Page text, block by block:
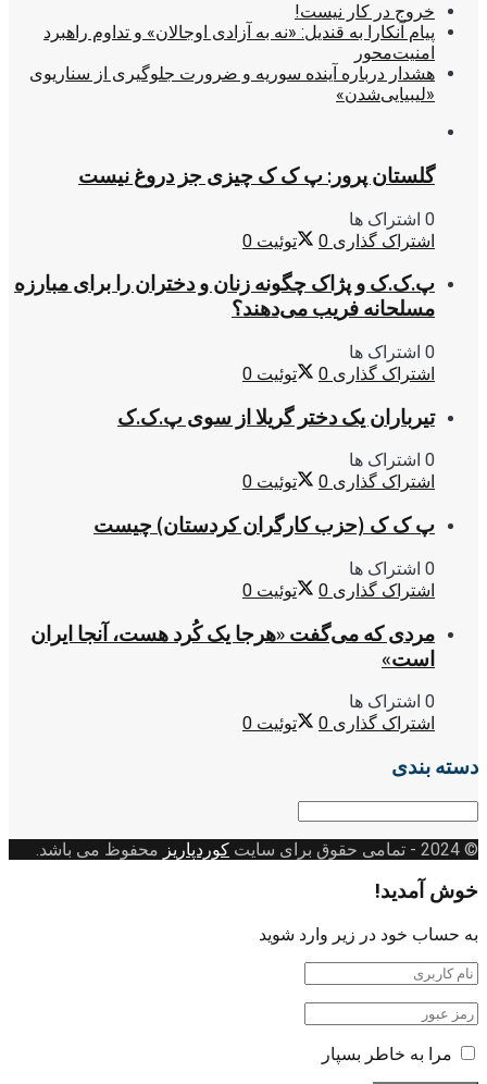
خروج در کار نیست!
پیام آنکارا به قندیل: «نه به آزادی اوجالان» و تداوم راهبرد
امنیت‌محور
هشدار درباره آینده سوریه و ضرورت جلوگیری از سناریوی
«لیبیایی‌شدن»
گلستان پرور: پ ک ک چیزی جز دروغ نیست
0 اشتراک ها
اشتراک گذاری 0 توئیت 0
پ.ک.ک و پژاک چگونه زنان و دختران را برای مبارزه
مسلحانه فریب می‌دهند؟
0 اشتراک ها
اشتراک گذاری 0 توئیت 0
تیرباران یک دختر گریلا از سوی پ.ک.ک
0 اشتراک ها
اشتراک گذاری 0 توئیت 0
پ ک ک (حزب کارگران کردستان) چیست
0 اشتراک ها
اشتراک گذاری 0 توئیت 0
مردی که می‌گفت «هرجا یک کُرد هست، آنجا ایران
است»
0 اشتراک ها
اشتراک گذاری 0 توئیت 0
دسته بندی
دسته
© 2024
- تمامی حقوق برای سایت کوردپاریز محفوظ می باشد.
خوش آمدید!
به حساب خود در زیر وارد شوید
مرا به خاطر بسپار